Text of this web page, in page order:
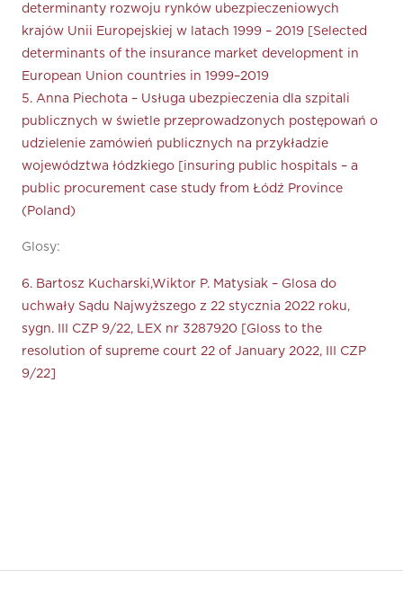
determinanty rozwoju rynków ubezpieczeniowych
krajów Unii Europejskiej w latach 1999 – 2019 [Selected
determinants of the insurance market development in
European Union countries in 1999–2019
5. Anna Piechota – Usługa ubezpieczenia dla szpitali
publicznych w świetle przeprowadzonych postępowań o
udzielenie zamówień publicznych na przykładzie
województwa łódzkiego [insuring public hospitals – a
public procurement case study from Łódź Province
(Poland)
Glosy:
6. Bartosz Kucharski,Wiktor P. Matysiak – Glosa do
uchwały Sądu Najwyższego z 22 stycznia 2022 roku,
sygn. III CZP 9/22, LEX nr 3287920 [Gloss to the
resolution of supreme court 22 of January 2022, III CZP
9/22]